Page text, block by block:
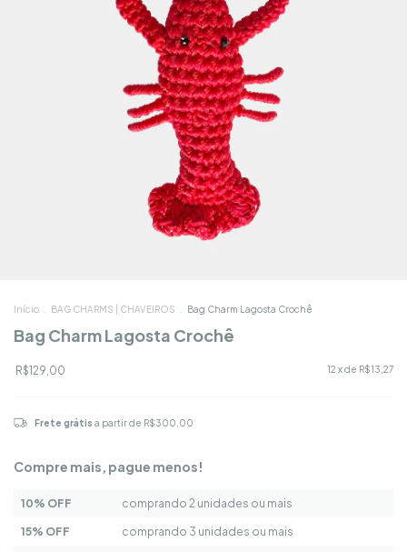
Início BAG CHARMS | CHAVEIROS Bag Charm Lagosta Crochê
Bag Charm Lagosta Crochê
R$129,00 12 x de R$13,27
Frete grátis a partir de R$300,00
Compre mais, pague menos!
10% OFF comprando 2 unidades ou mais
15% OFF comprando 3 unidades ou mais